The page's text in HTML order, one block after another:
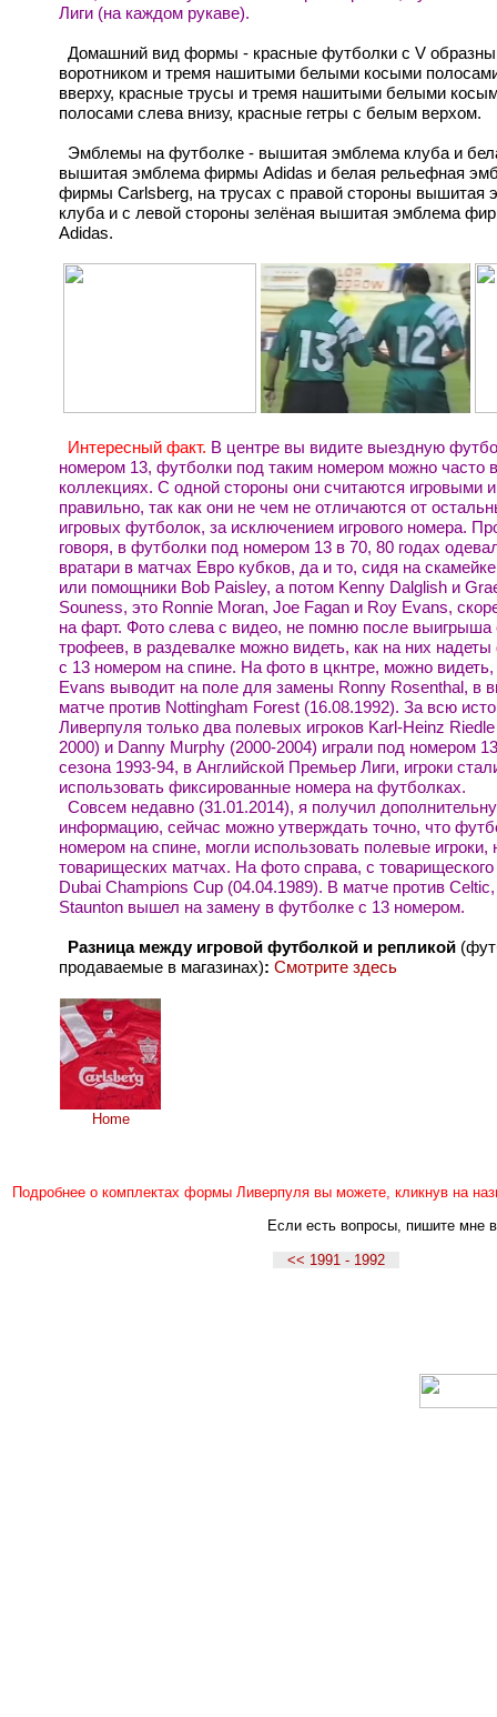
Лиги (на каждом рукаве).
Домашний вид формы - красные футболки с V
воротником и тремя нашитыми белыми косыми
вверху, красные трусы и тремя нашитыми белыми
полосами слева внизу, красные гетры с белым верхом.
Эмблемы на футболке - вышитая эмблема клуба и
вышитая эмблема фирмы Adidas и белая рельефная
фирмы Carlsberg, на трусах с правой стороны вышитая
клуба и с левой стороны зелёная вышитая эмблема
Adidas.
Интересный факт. В центре вы видите выездную
номером 13, футболки под таким номером можно часто
коллекциях. С одной стороны они считаются игровыми
правильно, так как они не чем не отличаются от
игровых футболок, за исключением игрового номера.
говоря, в футболки под номером 13 в 70, 80 годах
вратари в матчах Евро кубков, да и то, сидя на
или помощники Bob Paisley, а потом Kenny Dalglish и
Souness, это Ronnie Moran, Joe Fagan и Roy Evans,
на фарт. Фото слева с видео, не помню после выигрыша
трофеев, в раздевалке можно видеть, как на них
с 13 номером на спине. На фото в цкнтре, можно видеть,
Evans выводит на поле для замены Ronny Rosenthal, в
матче против Nottingham Forest (16.08.1992). За всю
Ливерпуля только два полевых игроков Karl-Heinz
2000) и Danny Murphy (2000-2004) играли под номером
сезона 1993-94, в Английской Премьер Лиги, игроки
использовать фиксированные номера на футболках.
Совсем недавно (31.01.2014), я получил
информацию, сейчас можно утверждать точно, что
номером на спине, могли использовать полевые игроки,
товарищеских матчах. На фото справа, с товарищеского
Dubai Champions Cup (04.04.1989). В матче против
Staunton вышел на замену в футболке с 13 номером.
Разница между игровой футболкой и репликой
продаваемые в магазинах): Смотрите здесь
Home
Подробнее о комплектах формы Ливерпуля вы можете, кликнув на
Если есть вопросы, пишите мне
<< 1991 - 1992